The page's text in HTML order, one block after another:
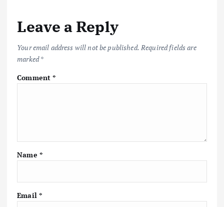
Leave a Reply
Your email address will not be published. Required fields are
marked*
Comment*
Name *
Email *